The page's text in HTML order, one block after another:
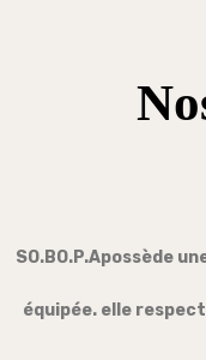
SO.BO.P.Apossède
équipée. elle